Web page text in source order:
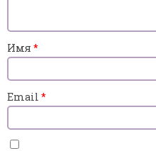
Имя *
Email *